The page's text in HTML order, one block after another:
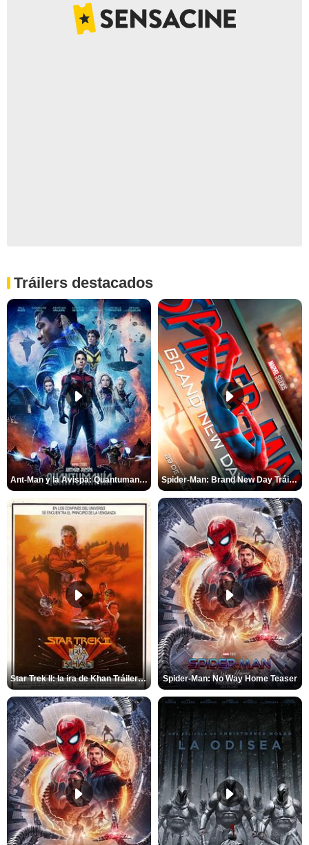
Tráilers destacados
Ant-Man y la Avispa: Quantumanía Tráiler (2) Spider-Man: Brand New Day Tráiler (3)
Star Trek II: la ira de Khan Tráiler VO Spider-Man: No Way Home Teaser